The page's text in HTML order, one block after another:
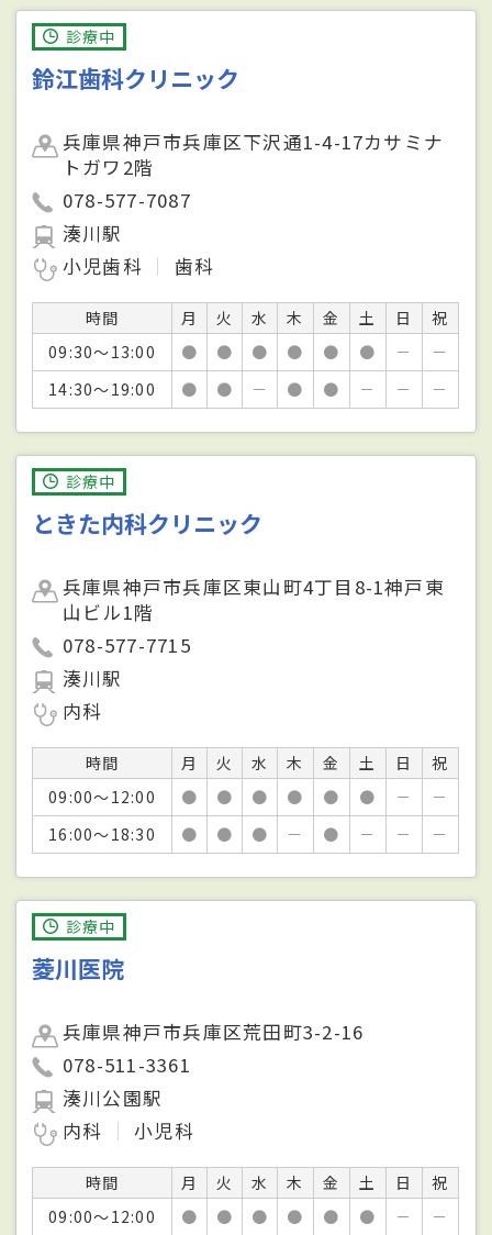
診療中
鈴江歯科クリニック
兵庫県神戸市兵庫区下沢通1-4-17カサミナ
トガワ2階
078-577-7087
湊川駅
小児歯科
歯科
時間 月 火 水 木 金 土 日
祝
09:30～13:00
● ● ● ● ● ● －
－
14:30～19:00
● ● － ● ● － － －
診療中
ときた内科クリニック
兵庫県神戸市兵庫区東山町4丁目8-1神戸東
山ビル1階
078-577-7715
湊川駅
内科
時間 月 火 水 木 金 土 日
祝
09:00～12:00
● ● ● ● ● ● －
－
16:00～18:30
● ● ● － ● － － －
診療中
菱川医院
兵庫県神戸市兵庫区荒田町3-2-16
078-511-3361
湊川公園駅
内科
小児科
時間 月 火 水 木 金 土 日
祝
09:00～12:00
● ● ● ● ● ● － －